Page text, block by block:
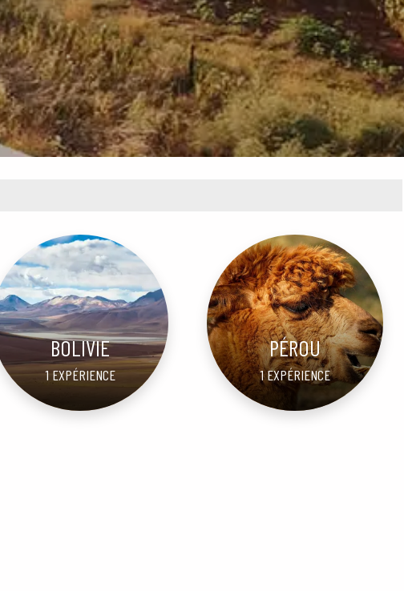
BOLIVIE
1 EXPÉRIENCE
PÉROU
1 EXPÉRIENCE